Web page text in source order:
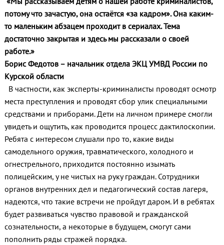
потому что зачастую, она остаётся «за кадром». Она каким-
то маленьким абзацем проходит в сериалах. Тема
достаточно закрытая и здесь мы рассказали о своей
работе.»
Борис Федотов – начальник отдела ЭКЦ УМВД России по
Курской области
В частности, как эксперты-криминалисты проводят осмотр
места преступления и проводят сбор улик специальными
средствами и приборами. Дети на личном примере смогли
увидеть и ощутить, как проводится процесс дактилоскопии.
Ребята с интересом слушали про то, какие виды
самодельного оружия, травматического, холодного и
огнестрельного, приходится постоянно изымать
полицейским, у не чистых на руку граждан. Сотрудники
органов внутренних дел и педагогический состав лагеря,
надеются, что такие встречи не пройдут даром. И в ребятах
будет развиваться чувство правовой и гражданской
сознательности, а некоторые в будущем, смогут сами
пополнить ряды стражей порядка.